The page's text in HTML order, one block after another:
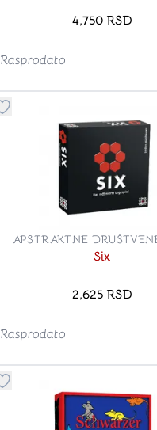
4,750 RSD
Rasprodato
Dugme za dodavanje
APSTRAKTNE
Six
2,625 RSD
Rasprodato
Dugme za dodavanje